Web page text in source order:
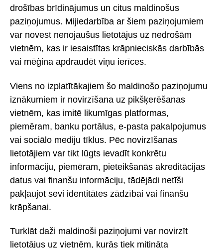
drošības brīdinājumus un citus maldinošus
paziņojumus. Mijiedarbība ar šiem paziņojumiem
var novest nenojaušus lietotājus uz nedrošām
vietnēm, kas ir iesaistītas krāpnieciskās darbībās
vai mēģina apdraudēt viņu ierīces.
Viens no izplatītākajiem šo maldinošo paziņojumu
iznākumiem ir novirzīšana uz pikšķerēšanas
vietnēm, kas imitē likumīgas platformas,
piemēram, banku portālus, e-pasta pakalpojumus
vai sociālo mediju tīklus. Pēc novirzīšanas
lietotājiem var tikt lūgts ievadīt konkrētu
informāciju, piemēram, pieteikšanās akreditācijas
datus vai finanšu informāciju, tādējādi netīši
pakļaujot sevi identitātes zādzībai vai finanšu
krāpšanai.
Turklāt daži maldinoši paziņojumi var novirzīt
lietotājus uz vietnēm, kurās tiek mitināta